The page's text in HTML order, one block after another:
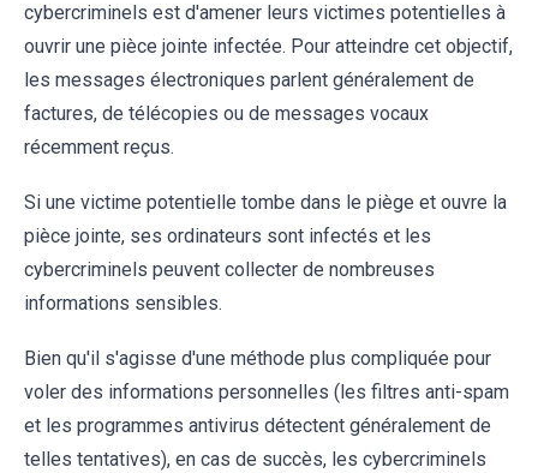
cybercriminels est d'amener leurs victimes potentielles à
ouvrir une pièce jointe infectée. Pour atteindre cet objectif,
les messages électroniques parlent généralement de
factures, de télécopies ou de messages vocaux
récemment reçus.
Si une victime potentielle tombe dans le piège et ouvre la
pièce jointe, ses ordinateurs sont infectés et les
cybercriminels peuvent collecter de nombreuses
informations sensibles.
Bien qu'il s'agisse d'une méthode plus compliquée pour
voler des informations personnelles (les filtres anti-spam
et les programmes antivirus détectent généralement de
telles tentatives), en cas de succès, les cybercriminels